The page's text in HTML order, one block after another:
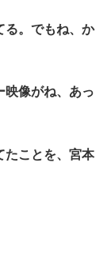
る。でもね、か
映像がね、あっ
たことを、宮本